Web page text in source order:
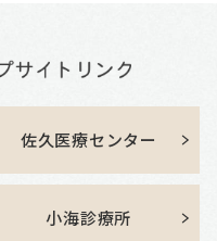
佐久医療センター
小海診療所